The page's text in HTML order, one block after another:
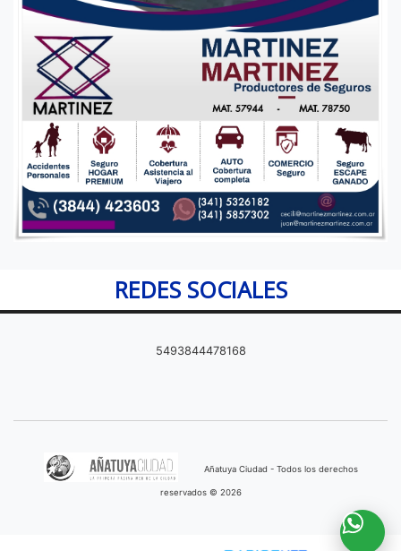
REDES SOCIALES
5493844478168
Añatuya Ciudad - Todos los derechos
reservados © 2026